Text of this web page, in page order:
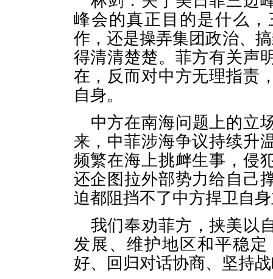
峰会的真正目的是什么
作，还是操弄集团政治、
得清清楚楚。菲方有关声
在，反而对中方无理指责
自身。
中方在南海问题上的立
来，中菲涉海争议持续升
频繁在海上挑衅生事，侵
还企图拉外部势力给自己
迫都阻挡不了中方捍卫自
我们奉劝菲方，挟美以
发展、维护地区和平稳
好、回归对话协商、坚持